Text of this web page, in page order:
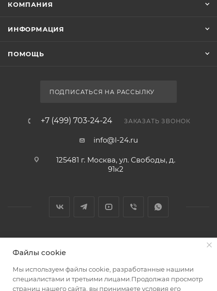
КОМПАНИЯ
ИНФОРМАЦИЯ
ПОМОЩЬ
ПОДПИСАТЬСЯ НА РАССЫЛКУ
+7 (499) 703-24-24 ЗАКАЗАТЬ ЗВОНОК
info@l-24.ru
125481 г. Москва, ул. Свободы, д.
91к2
Файлы cookie
Мы используем файлы cookie, разработанные нашими
специалистами и третьими лицами.Продолжая просмотр
страниц нашего сайта, вы принимаете условия его